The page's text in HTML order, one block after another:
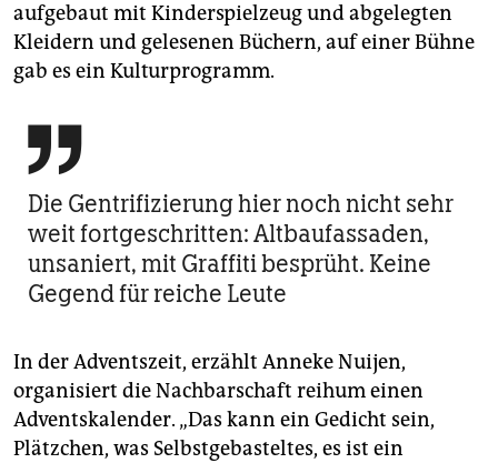
aufgebaut mit Kinderspielzeug und abgelegten
Kleidern und gelesenen Büchern, auf einer Bühne
gab es ein Kulturprogramm.

Die Gentrifizierung hier noch nicht sehr
weit fortgeschritten: Altbaufassaden,
unsaniert, mit Graffiti besprüht. Keine
Gegend für reiche Leute
In der Adventszeit, erzählt Anneke Nuijen,
organisiert die Nachbarschaft reihum einen
Adventskalender. „Das kann ein Gedicht sein,
Plätzchen, was Selbstgebasteltes, es ist ein